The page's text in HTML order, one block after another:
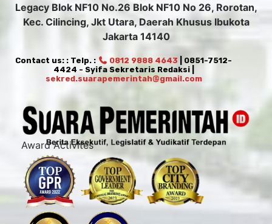
Legacy Blok NF10 No.26 Blok NF10 No 26, Rorotan,
Kec. Cilincing, Jkt Utara, Daerah Khusus Ibukota
Jakarta 14140
Contact us: : Telp. : 0812 9888 4643 | 0851-7512-
4424 - Syifa Sekretaris Redaksi |
sekred.suarapemerintah@gmail.com
Award Activites